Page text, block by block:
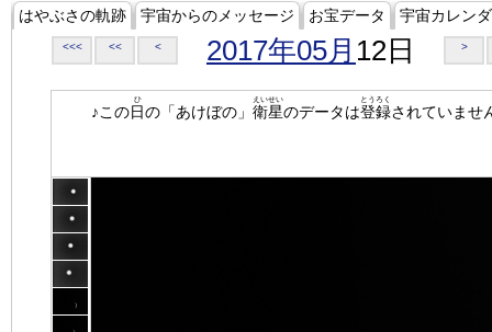
はやぶさの軌跡 宇宙からのメッセージ お宝データ 宇宙カレン
<<< << < 2017年05月 12日 >
♪この日
ひ
の「あけぼの」 衛星
えいせい
のデータは登録
とうろく
されていませ